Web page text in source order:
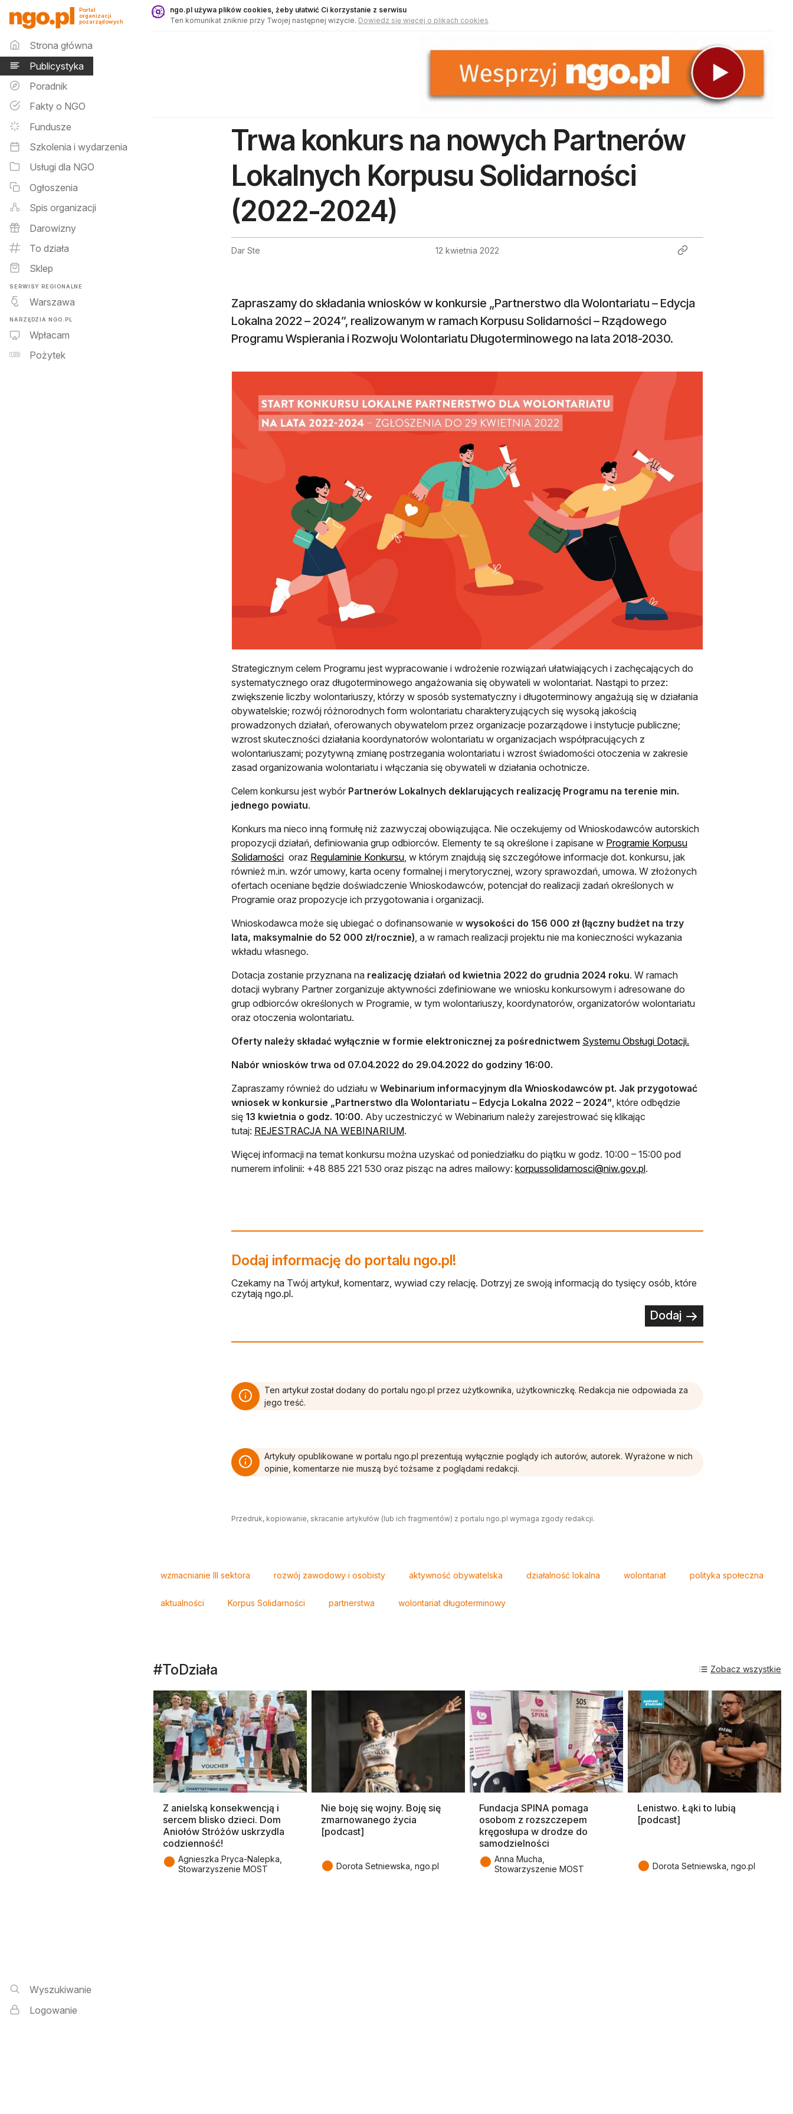
Publicystyka - ngo.pl
Portal
organizacji
pozarządowych
Menu główne
Strona główna
Publicystyka
Poradnik
Fakty o NGO
Fundusze
Szkolenia i wydarzenia
Usługi dla NGO
Ogłoszenia
Spis organizacji
Darowizny
To działa
Sklep
SERWISY REGIONALNE
Warszawa
NARZĘDZIA NGO.PL
Wpłacam
Pożytek
Wyszukiwarka i logowanie
Wyszukiwanie
Logowanie
ngo.pl używa plików cookies, żeby ułatwić Ci korzystanie z serwisu
Ten komunikat zniknie przy Twojej następnej wizycie. Dowiedz się więcej o plikach cookies
Trwa konkurs na nowych Partnerów
Lokalnych Korpusu Solidarności
(2022-2024)
Dar Ste 12 kwietnia 2022
Zapraszamy do składania wniosków w konkursie „Partnerstwo dla Wolontariatu – Edycja
Lokalna 2022 – 2024”, realizowanym w ramach Korpusu Solidarności – Rządowego
Programu Wspierania i Rozwoju Wolontariatu Długoterminowego na lata 2018-2030.
Strategicznym celem Programu jest wypracowanie i wdrożenie rozwiązań ułatwiających i zachęcających do
systematycznego oraz długoterminowego angażowania się obywateli w wolontariat. Nastąpi to przez:
zwiększenie liczby wolontariuszy, którzy w sposób systematyczny i długoterminowy angażują się w działania
obywatelskie; rozwój różnorodnych form wolontariatu charakteryzujących się wysoką jakością
prowadzonych działań, oferowanych obywatelom przez organizacje pozarządowe i instytucje publiczne;
wzrost skuteczności działania koordynatorów wolontariatu w organizacjach współpracujących z
wolontariuszami; pozytywną zmianę postrzegania wolontariatu i wzrost świadomości otoczenia w zakresie
zasad organizowania wolontariatu i włączania się obywateli w działania ochotnicze.
Celem konkursu jest wybór Partnerów Lokalnych deklarujących realizację Programu na terenie min.
jednego powiatu.
Konkurs ma nieco inną formułę niż zazwyczaj obowiązująca. Nie oczekujemy od Wnioskodawców autorskich
propozycji działań, definiowania grup odbiorców. Elementy te są określone i zapisane w Programie Korpusu
Solidarnościotwiera się w nowej karcie
oraz Regulaminie Konkursuotwiera się w nowej karcie
, w którym znajdują się szczegółowe informacje dot. konkursu, jak
również m.in. wzór umowy, karta oceny formalnej i merytorycznej, wzory sprawozdań, umowa. W złożonych
ofertach oceniane będzie doświadczenie Wnioskodawców, potencjał do realizacji zadań określonych w
Programie oraz propozycje ich przygotowania i organizacji.
Wnioskodawca może się ubiegać o dofinansowanie w wysokości do 156 000 zł (łączny budżet na trzy
lata, maksymalnie do 52 000 zł/rocznie), a w ramach realizacji projektu nie ma konieczności wykazania
wkładu własnego.
Dotacja zostanie przyznana na realizację działań od kwietnia 2022 do grudnia 2024 roku. W ramach
dotacji wybrany Partner zorganizuje aktywności zdefiniowane we wniosku konkursowym i adresowane do
grup odbiorców określonych w Programie, w tym wolontariuszy, koordynatorów, organizatorów wolontariatu
oraz otoczenia wolontariatu.
Oferty należy składać wyłącznie w formie elektronicznej za pośrednictwem Systemu Obsługi Dotacji.
Nabór wniosków trwa od 07.04.2022 do 29.04.2022 do godziny 16:00.
Zapraszamy również do udziału w Webinarium informacyjnym dla Wnioskodawców pt. Jak przygotować
wniosek w konkursie „Partnerstwo dla Wolontariatu – Edycja Lokalna 2022 – 2024”, które odbędzie
się 13 kwietnia o godz. 10:00. Aby uczestniczyć w Webinarium należy zarejestrować się klikając
tutaj: REJESTRACJA NA WEBINARIUMotwiera się w nowej karcie
.
Więcej informacji na temat konkursu można uzyskać od poniedziałku do piątku w godz. 10:00 – 15:00 pod
numerem infolinii: +48 885 221 530 oraz pisząc na adres mailowy: korpussolidarnosci@niw.gov.plotwiera się w nowej karcie
.
Dodaj informację do portalu ngo.pl!
Czekamy na Twój artykuł, komentarz, wywiad czy relację. Dotrzyj ze swoją informacją do tysięcy osób, które
czytają ngo.pl.
Dodaj
Ten artykuł został dodany do portalu ngo.pl przez użytkownika, użytkowniczkę. Redakcja nie odpowiada za
jego treść.
Artykuły opublikowane w portalu ngo.pl prezentują wyłącznie poglądy ich autorów, autorek. Wyrażone w nich
opinie, komentarze nie muszą być tożsame z poglądami redakcji.
Przedruk, kopiowanie, skracanie artykułów (lub ich fragmentów) z portalu ngo.pl wymaga zgody redakcji.
wzmacnianie III sektora rozwój zawodowy i osobisty aktywność obywatelska działalność lokalna wolontariat polityka społeczna
aktualności Korpus Solidarności partnerstwa wolontariat długoterminowy
#ToDziała
Z anielską konsekwencją i
sercem blisko dzieci. Dom
Aniołów Stróżów uskrzydla
codzienność!
● Agnieszka Pryca-Nalepka,
Stowarzyszenie MOST
Nie boję się wojny. Boję się
zmarnowanego życia
[podcast]
● Dorota Setniewska, ngo.pl
Fundacja SPINA pomaga
osobom z rozszczepem
kręgosłupa w drodze do
samodzielności
● Anna Mucha,
Stowarzyszenie MOST
Lenistwo. Łąki to lubią
[podcast]
● Dorota Setniewska, ngo.pl
Zobacz wszystkie